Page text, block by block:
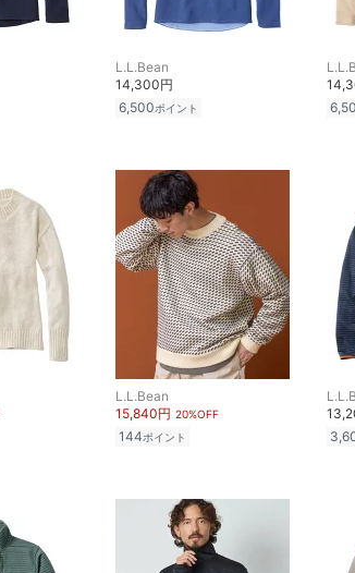
L.L.Bean
14,300円
6,500ポイント
L.L.Bean
15,840円 20%OFF
144ポイント